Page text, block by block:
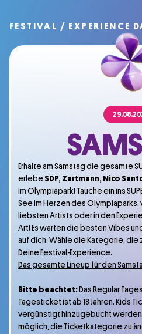
FESTIVAL / EXPERIENCE
Erhalte am Samstag die gesamte
erlebe SDP, Zartmann, Nico
im Olympiapark! Tauche ein ins
See im Herzen des Olympiaparks,
liebsten Artists oder in den
Art! Es warten die besten Vibes
auf dich: Wähle die Kategorie, die
Deine Festival-Experience.
Das gesamte Lineup für den
Bitte beachtet: Das Regular
Tagesticket ist ab 18 Jahren. Kids
vergünstigt hinzugebucht werden.
möglich, die Ticketkategorie zu